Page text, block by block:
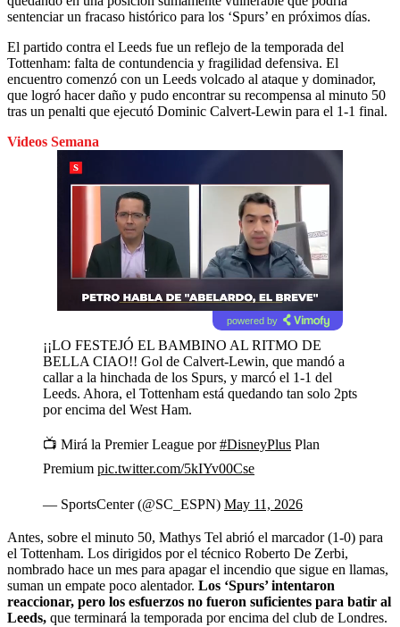
sentenciar un fracaso histórico para los ‘Spurs’ en próximos días.
El partido contra el Leeds fue un reflejo de la temporada del
Tottenham: falta de contundencia y fragilidad defensiva. El
encuentro comenzó con un Leeds volcado al ataque y dominador,
que logró hacer daño y pudo encontrar su recompensa al minuto 50
tras un penalti que ejecutó Dominic Calvert-Lewin para el 1-1 final.
Videos Semana
powered by
¡¡LO FESTEJÓ EL BAMBINO AL RITMO DE
BELLA CIAO!! Gol de Calvert-Lewin, que mandó a
callar a la hinchada de los Spurs, y marcó el 1-1 del
Leeds. Ahora, el Tottenham está quedando tan solo 2pts
por encima del West Ham.
📺 Mirá la Premier League por#DisneyPlus Plan
Premium pic.twitter.com/5kIYv00Cse
— SportsCenter (@SC_ESPN) May 11, 2026
Antes, sobre el minuto 50, Mathys Tel abrió el marcador (1-0) para
el Tottenham. Los dirigidos por el técnico Roberto De Zerbi,
nombrado hace un mes para apagar el incendio que sigue en llamas,
suman un empate poco alentador. Los ‘Spurs’ intentaron
reaccionar, pero los esfuerzos no fueron suficientes para batir al
Leeds, que terminará la temporada por encima del club de Londres.